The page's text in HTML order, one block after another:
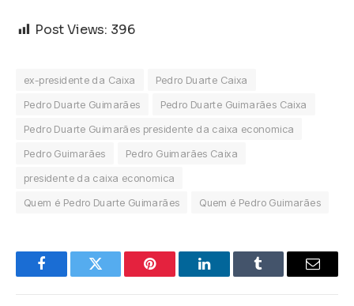
Post Views: 396
ex-presidente da Caixa
Pedro Duarte Caixa
Pedro Duarte Guimarães
Pedro Duarte Guimarães Caixa
Pedro Duarte Guimarães presidente da caixa economica
Pedro Guimarães
Pedro Guimarães Caixa
presidente da caixa economica
Quem é Pedro Duarte Guimarães
Quem é Pedro Guimarães
FacebookTwitter Pinterest LinkedInTumblr Email